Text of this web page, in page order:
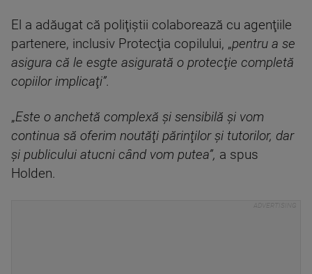
El a adăugat că poliţiştii colaborează cu agenţiile
partenere, inclusiv Protecţia copilului, „pentru a se
asigura că le esgte asigurată o protecţie completă
copiilor implicaţi”.
„Este o anchetă complexă şi sensibilă şi vom
continua să oferim noutăţi părinţilor şi tutorilor, dar
şi publicului atucni când vom putea”, a spus
Holden.